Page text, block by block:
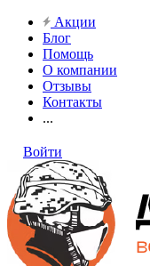
Акции
Блог
Помощь
О компании
Отзывы
Контакты
...
Войти